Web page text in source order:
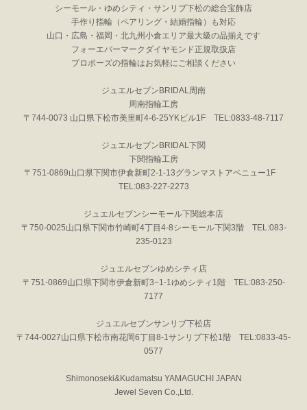
シーモール・ゆめシティ・サンリブ下松の総合宝飾店
手作り指輪（ペアリング・結婚指輪）も対応
山口・広島・福岡・北九州小倉エリア最大級の品揃えです
フォーエバーマークダイヤモンド正規取扱店
プロポーズの指輪はお気軽にご相談ください
ジュエルセブンBRIDAL周南
周南指輪工房
〒744-0073 山口県下松市美里町4-6-25YKビル1F TEL:0833-48-7117
ジュエルセブンBRIDAL下関
下関指輪工房
〒751-0869山口県下関市伊倉新町2-1-13グランマストアベニュー1F
TEL:083-227-2273
ジュエルセブンシーモール下関総本店
〒750-0025山口県下関市竹崎町4丁目4-8シーモール下関3階 TEL:083-
235-0123
ジュエルセブンゆめシティ店
〒751-0869山口県下関市伊倉新町3−1-1ゆめシティ1階 TEL:083-250-
7177
ジュエルセブンサンリブ下松店
〒744-0027山口県下松市南花岡6丁目8-1サンリブ下松1階 TEL:0833-45-
0577
Shimonoseki&Kudamatsu YAMAGUCHI JAPAN
Jewel Seven Co.,Ltd.